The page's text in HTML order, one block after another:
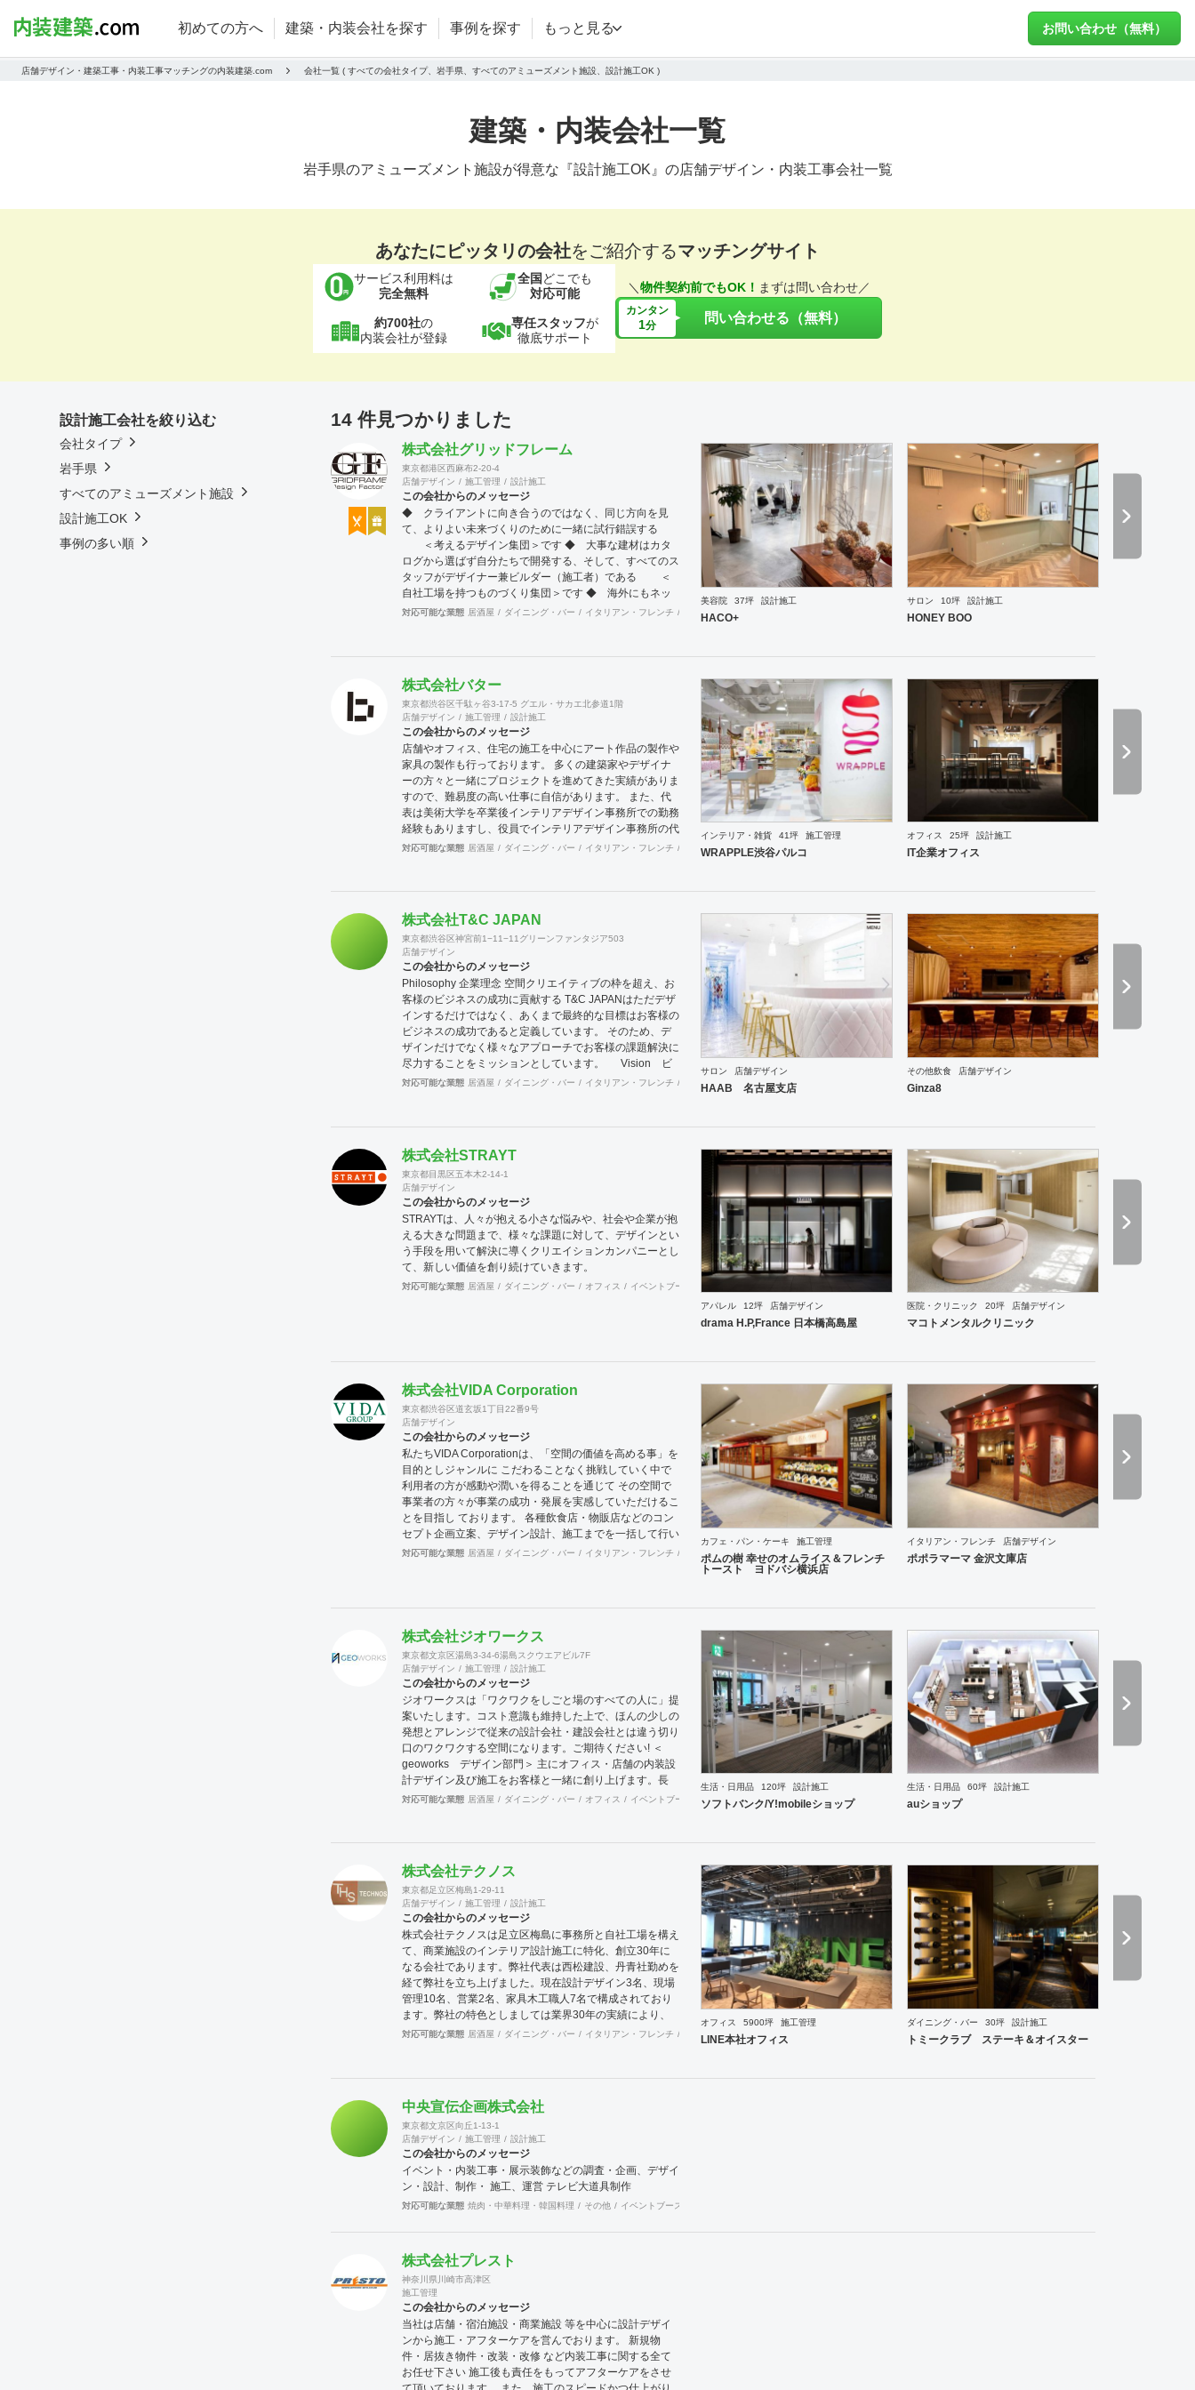
初めての方へ 建築・内装会社を探す 事例を探す もっと見る お問い合わせ（無料）
店舗デザイン・建築工事・内装工事マッチングの内装建築.com 会社一覧 ( すべての会社タイプ、岩手県、すべてのアミューズメント施設、設計施工OK )
建築・内装会社一覧
岩手県のアミューズメント施設が得意な『設計施工OK』の店舗デザイン・内装工事会社一覧
あなたにピッタリの会社をご紹介するマッチングサイト
サービス利用料は
完全無料
全国 どこでも
対応可能
約700社の
内装会社が登録
専任スタッフが
徹底サポート
＼ 物件契約前でもOK！ まずは問い合わせ／
カンタン
1分 問い合わせる（無料）
14 件見つかりました
株式会社グリッドフレーム
東京都港区西麻布2-20-4
店舗デザイン
施工管理 設計施工
この会社からのメッセージ
◆ クライアントに向き合うのではなく、同じ方向を見
て、よりよい未来づくりのために一緒に試行錯誤する
＜考えるデザイン集団＞です ◆ 大事な建材はカタ
ログから選ばず自分たちで開発する、そして、すべてのス
タッフがデザイナー兼ビルダー（施工者）である ＜
自社工場を持つものづくり集団＞です ◆ 海外にもネッ
トワークを持ち、英語や中国語に堪能なスタッフたちが、
案件、施工案件、造作物制作など、多様な請負形態が可能
が可能で、例えば通常デザイン性とは無縁な特定防火設備
（鉄扉）などにも高いデザイン性を施すことも可能です。
GRIDFRAME とりかえのきかない空間
https://gridframe.co.jp/ Synes(シネス) 霧のようなやわら
かな空間 http://synes.jp/ SOTOCHIKU 時間の蓄積を
取り込む空間 https://sotochiku.com/
対応可能な業態 居酒屋 ダイニング・バー イタリアン・フレンチ カフェ・パン・ケーキ 和食・寿司 焼肉・中華料理・韓国料理
美容院 37坪 設計施工
HACO+
サロン 10坪 設計施工
HONEY BOO
株式会社バター
東京都渋谷区千駄ヶ谷3-17-5 グエル・サカエ北参道1階
店舗デザイン
施工管理 設計施工
この会社からのメッセージ
店舗やオフィス、住宅の施工を中心にアート作品の製作や
家具の製作も行っております。 多くの建築家やデザイナ
ーの方々と一緒にプロジェクトを進めてきた実績がありま
すので、難易度の高い仕事に自信があります。 また、代
表は美術大学を卒業後インテリアデザイン事務所での勤務
経験もありますし、役員でインテリアデザイン事務所の代
表を務めている者もおり、社内に4名のデザイナーを有し
すので、社内で5名と専属の外注監理1名の6名で物件規模
人を抱えており、内装工事において大きなボリュームを締
める木工家具の製作には質、量ともに自信を持っておりま
す。 その他、自社で飲食店を経営しており業態の開発や
レシピ提供、仕入先のコーディネート、人材教育なども行
っており設計や施工だけにとらわれない様々な引き合いが
あります。 大手企業の新業態開発の際の社外プロジェク
トメンバーとしてノウハウ提供などの実績もあります。
対応可能な業態 居酒屋 ダイニング・バー イタリアン・フレンチ カフェ・パン・ケーキ ラーメン・そば・うどん 和食・寿司 焼肉・中華料理・韓国料理
インテリア・雑貨 41坪 施工管理
WRAPPLE渋谷パルコ
オフィス 25坪 設計施工
IT企業オフィス
株式会社T&C JAPAN
東京都渋谷区神宮前1−11−11グリーンファンタジア503
店舗デザイン
この会社からのメッセージ
Philosophy 企業理念 空間クリエイティブの枠を超え、お
客様のビジネスの成功に貢献する T&C JAPANはただデザ
インするだけではなく、あくまで最終的な目標はお客様の
ビジネスの成功であると定義しています。 そのため、デ
ザインだけでなく様々なアプローチでお客様の課題解決に
尽力することをミッションとしています。 Vision ビ
ジョン 優れたテクノロジーとクリエイティブによる言語
で、世界の最先端のデザインをスタンダードに取り入れる
します。 Value バリュー 感動・創造・挑戦 感動：軽薄な
流行を追わず、用途や目的に沿った本質的に美しく成果の
出るデザインを提供します 創造：最先端の技術や概念を
取り入れ、お客様と自身がワクワクするクリエイティブ提
案を追求します 挑戦：既成の概念や思い込みにとらわれ
ず、自身の限界を超えた挑戦を意識します
対応可能な業態 居酒屋 ダイニング・バー イタリアン・フレンチ カフェ・パン・ケーキ ラーメン・そば・うどん 和食・寿司
サロン 店舗デザイン
HAAB 名古屋支店
その他飲食 店舗デザイン
Ginza8
株式会社STRAYT
東京都目黒区五本木2-14-1
店舗デザイン
この会社からのメッセージ
STRAYTは、人々が抱える小さな悩みや、社会や企業が抱
える大きな問題まで、様々な課題に対して、デザインとい
う手段を用いて解決に導くクリエイションカンパニーとし
て、新しい価値を創り続けていきます。
対応可能な業態 居酒屋 ダイニング・バー オフィス イベントブース・ショールーム ホテル ブライダル アパレル インテリア・雑貨
アパレル 12坪 店舗デザイン
drama H.P,France 日本橋高島屋
医院・クリニック 20坪 店舗デザイン
マコトメンタルクリニック
株式会社VIDA Corporation
東京都渋谷区道玄坂1丁目22番9号
店舗デザイン
この会社からのメッセージ
私たちVIDA Corporationは、「空間の価値を高める事」を
目的としジャンルに こだわることなく挑戦していく中で
利用者の方が感動や潤いを得ることを通じて その空間で
事業者の方々が事業の成功・発展を実感していただけるこ
とを目指し ております。 各種飲食店・物販店などのコン
セプト企画立案、デザイン設計、施工までを一括して行い
ます。
対応可能な業態 居酒屋 ダイニング・バー イタリアン・フレンチ カフェ・パン・ケーキ ラーメン・そば・うどん 和食・寿司 焼肉・中華料理・韓国料理
カフェ・パン・ケーキ 施工管理
ポムの樹 幸せのオムライス＆フレンチ
トースト ヨドバシ横浜店
イタリアン・フレンチ 店舗デザイン
ポポラマーマ 金沢文庫店
株式会社ジオワークス
東京都文京区湯島3-34-6湯島スクウエアビル7F
店舗デザイン
施工管理 設計施工
この会社からのメッセージ
ジオワークスは「ワクワクをしごと場のすべての人に」提
案いたします。コスト意識も維持した上で、ほんの少しの
発想とアレンジで従来の設計会社・建設会社とは違う切り
口のワクワクする空間になります。ご期待ください! ＜
geoworks デザイン部門＞ 主にオフィス・店舗の内装設
計デザイン及び施工をお客様と一緒に創り上げます。長
年、大手ブランドショップ指定業者の施工知識もあり、商
＞ 会社創業からの「内装工事職」+「電気専門職」の自社
上してまいりました。伝達・理解スピードも速い為、結
果、業界いち施工期間が速いと自負しております。 対応
可能エリア 関東・東北・東海・北陸・関西・中国・九州
エリア ※北海道・四国・沖縄・離島は、要相談。実績あ
り。
対応可能な業態 居酒屋 ダイニング・バー オフィス イベントブース・ショールーム エントランス ワーキングスペース 塾・学校
生活・日用品 120坪 設計施工
ソフトバンク/Y!mobileショップ
生活・日用品 60坪 設計施工
auショップ
株式会社テクノス
東京都足立区梅島1-29-11
店舗デザイン
施工管理 設計施工
この会社からのメッセージ
株式会社テクノスは足立区梅島に事務所と自社工場を構え
て、商業施設のインテリア設計施工に特化、創立30年に
なる会社であります。弊社代表は西松建設、丹青社勤めを
経て弊社を立ち上げました。現在設計デザイン3名、現場
管理10名、営業2名、家具木工職人7名で構成されており
ます。弊社の特色としましては業界30年の実績により、
優れたトップ商空間デザイナーさん達と幅広いパイプを持
提案ならびにご対応を行うことが可能な体制を整えており
対応可能な為、きめ細かな対応とスピディー性、そして品
質の安定性と流通マージンを抑えたコスト低減を売りとし
ております。さらに自社に職人を抱えていることからアフ
ターケアもしっかりとした対応が可能であります。おかげ
様で弊社は長いリピーターとしてお取引させて頂くお客様
が多い事と、設計事務所様からのご紹介によるお客様が多
いのが営業特徴となっております。また地方のご出店にお
全員が心がけている結果だと思います。 弊社では自ら店
舗の経営も行っております。現在15年目を迎える西麻布
にある高級輸入家具店と、現在10年目を迎える上野アメ
横にあるハンバーグのお店です。 こちらの店舗を自ら経
営することでいかにお客様が利益を出すのに日々大変なご
努力をされているのかを改めて学ぶ事で出来ました。これ
らの経験も活かして、ご依頼されるお客様に対して、弊社
のインテリアデザイン設計施工面から、少しでもお客様の
お店がご繁栄そしてご利益を獲得出来るようにしっかりと
対応可能な業態 居酒屋 ダイニング・バー イタリアン・フレンチ カフェ・パン・ケーキ 和食・寿司 焼肉・中華料理・韓国料理 その他
オフィス 5900坪 施工管理
LINE本社オフィス
ダイニング・バー 30坪 設計施工
トミークラブ ステーキ＆オイスター
中央宣伝企画株式会社
東京都文京区向丘1-13-1
店舗デザイン
施工管理 設計施工
この会社からのメッセージ
イベント・内装工事・展示装飾などの調査・企画、デザイ
ン・設計、制作・ 施工、運営 テレビ大道具制作
対応可能な業態 焼肉・中華料理・韓国料理 その他 イベントブース・ショールーム
株式会社プレスト
神奈川県川崎市高津区
施工管理
この会社からのメッセージ
当社は店舗・宿泊施設・商業施設 等を中心に設計デザイ
ンから施工・アフターケアを営んでおります。 新規物
件・居抜き物件・改装・改修 など内装工事に関する全て
お任せ下さい 施工後も責任をもってアフターケアをさせ
設計施工会社を絞り込む
会社タイプ
岩手県
すべてのアミューズメント施設
設計施工OK
事例の多い順